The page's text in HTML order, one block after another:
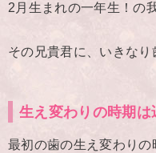
2月生まれの一年生！の
その兄貴君に、いきなり
生え変わりの時期は
最初の歯の生え変わり